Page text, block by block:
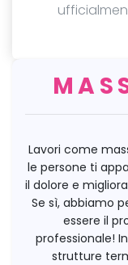
Lavori come
le persone ti
il dolore e
Se sì, abbiamo
essere il
professionale!
strutture